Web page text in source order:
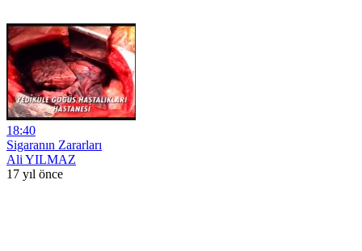
18:40
Sigaranın Zararları
Ali YILMAZ
17 yıl önce